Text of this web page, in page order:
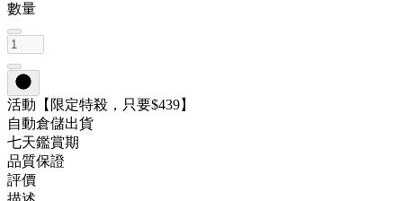
數量
活動 【限定特殺，只要$439】
自動倉儲出貨
七天鑑賞期
品質保證
評價